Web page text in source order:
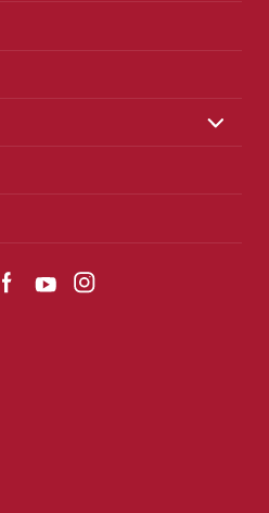
FacebookYouTubeInstagram